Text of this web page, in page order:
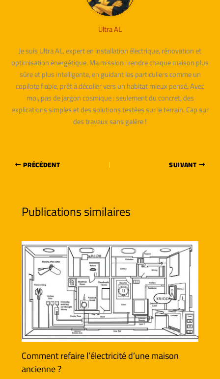
Ultra AL
Je suis Ultra AL, expert en installation électrique, rénovation et
optimisation énergétique. Ma mission : rendre chaque maison plus
sûre et plus intelligente, en guidant les particuliers comme un
copilote fiable, prêt à décoller vers un habitat mieux pensé. Avec
moi, pas de jargon cosmique : seulement du concret, des
explications simples et des solutions testées sur le terrain. Cap sur
des travaux sans galère !
PRÉCÉDENT SUIVANT
Publications similaires
Comment refaire l’électricité d’une maison
ancienne ?